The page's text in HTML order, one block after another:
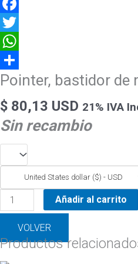
Facebook
Twitter
WhatsApp
Compartir
Pointer, bastidor de
$ 80,13 USD 21% IVA
Sin recambio
United States dollar ($) - USD
Añadir al carrito
VOLVER
Productos